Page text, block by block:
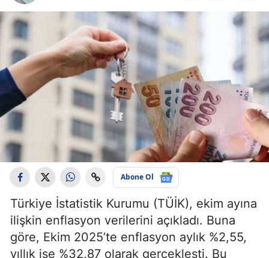
Abone Ol
Türkiye İstatistik Kurumu (TÜİK), ekim ayına
ilişkin enflasyon verilerini açıkladı. Buna
göre, Ekim 2025’te enflasyon aylık %2,55,
yıllık ise %32,87 olarak gerçekleşti. Bu